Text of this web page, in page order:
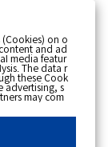
on o
and ad
media featur
The data r
these Cook
advertising, s
may com
have provi
use of their s
advertisemen
the internet.